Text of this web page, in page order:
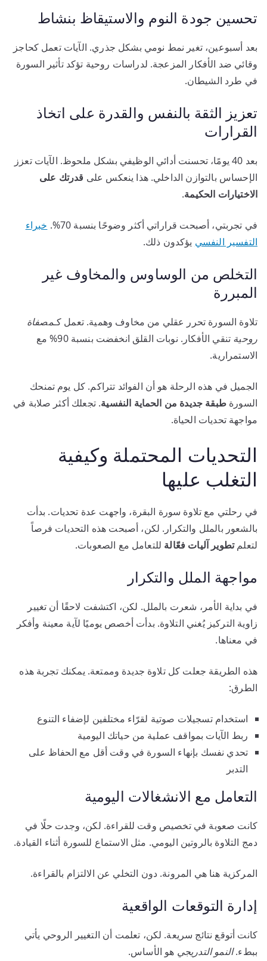
تحسين جودة النوم والاستيقاظ بنشاط
بعد أسبوعين، تغير نمط نومي بشكل جذري. الآيات تعمل كحاجز
وقائي ضد الأفكار المزعجة. لدراسات روحية تؤكد تأثير السورة
في طرد الشيطان.
تعزيز الثقة بالنفس والقدرة على اتخاذ
القرارات
بعد 40 يومًا، تحسنت أدائي الوظيفي بشكل ملحوظ. الآيات تعزز
الإحساس بالتوازن الداخلي. هذا ينعكس على قدرتك على
الاختيارات الحكيمة.
في تجربتي، أصبحت قراراتي أكثر وضوحًا بنسبة 70%.
خبراء
التفسير النفسي يؤكدون ذلك.
التخلص من الوساوس والمخاوف غير
المبررة
تلاوة السورة تحرر عقلي من مخاوف وهمية. تعمل كـمصفاة
روحية
تنقي الأفكار. نوبات القلق انخفضت بنسبة 90% مع
الاستمرارية.
الجميل في هذه الرحلة هو أن الفوائد تتراكم. كل يوم تمنحك
السورةطبقة جديدة من الحماية النفسية. تجعلك أكثر صلابة في
مواجهة تحديات الحياة.
التحديات المحتملة وكيفية
التغلب عليها
في رحلتي مع تلاوة سورة البقرة، واجهت عدة تحديات. بدأت
بالشعور بالملل والتكرار. لكن، أصبحت هذه التحديات فرصاً
لتعلمتطوير آليات فعّالة للتعامل مع الصعوبات.
مواجهة الملل والتكرار
في بداية الأمر، شعرت بالملل. لكن، اكتشفت لاحقًا أن تغيير
زاوية التركيز يُغني التلاوة. بدأت أخصص يوميًا لآية معينة وأفكر
في معناها.
هذه الطريقة جعلت كل تلاوة جديدة وممتعة. يمكنك تجربة هذه
الطرق:
استخدام تسجيلات صوتية لقرّاء مختلفين لإضفاء التنوع
ربط الآيات بمواقف عملية من حياتك اليومية
تحدي نفسك بإنهاء السورة في وقت أقل مع الحفاظ على
التدبر
التعامل مع الانشغالات اليومية
كانت صعوبة في تخصيص وقت للقراءة. لكن، وجدت حلًا في
دمج التلاوة بالروتين اليومي. مثل الاستماع للسورة أثناء القيادة.
المركزية هنا هي المرونة. دون التخلي عن الالتزام بالقراءة.
إدارة التوقعات الواقعية
كانت أتوقع نتائج سريعة. لكن، تعلمت أن التغيير الروحي يأتي
ببطء.النمو التدريجي هو الأساس.